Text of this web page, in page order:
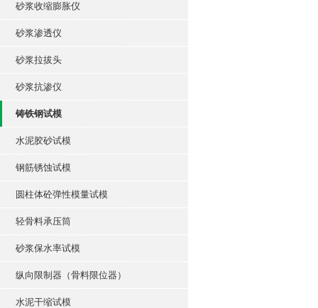
砂浆收缩膨胀仪
砂浆渗透仪
砂浆拉拔头
砂浆抗渗仪
铸铁钢试模
水泥胶砂试模
钢筋锈蚀试模
圆柱体砼弹性模量试模
轻骨料承压筒
砂浆保水率试模
纵向限制器（骨料限位器）
水泥干缩试模